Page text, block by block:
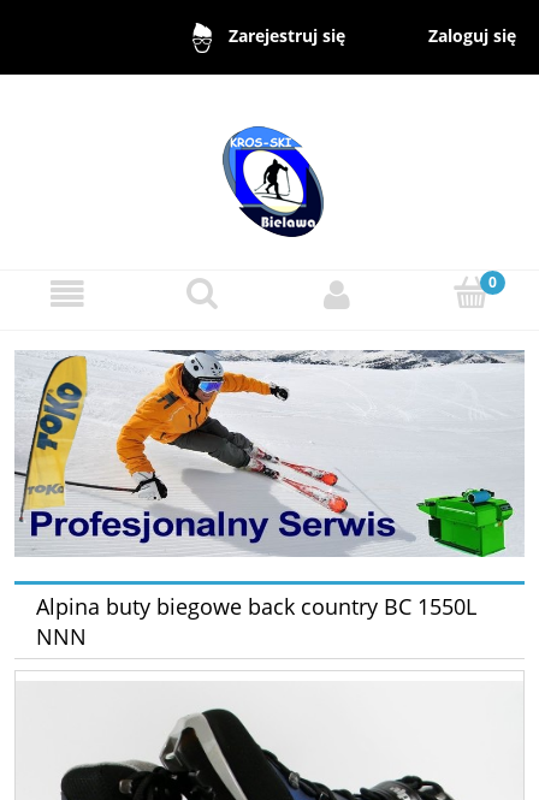
Zarejestruj się Zaloguj się
Alpina buty biegowe back country BC 1550L
NNN